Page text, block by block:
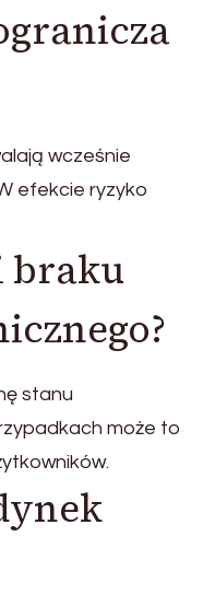
wcześnie
efekcie ryzyko
braku
stanu
może to